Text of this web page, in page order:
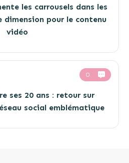
les carrousels dans les
dimension pour le contenu
vidéo
0
ses 20 ans : retour sur
social emblématique